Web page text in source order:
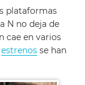
plataformas
N no deja de
cae en varios
estrenos se han